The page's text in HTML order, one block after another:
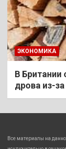
ЭКОНОМИКА
В Британии
дрова из-
Все материалы на